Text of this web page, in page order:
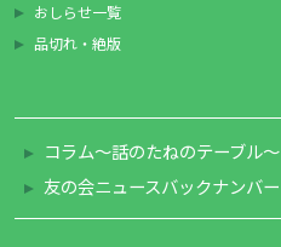
おしらせ一覧
品切れ・絶版
コラム～話のたねのテーブル～
友の会ニュースバックナンバー